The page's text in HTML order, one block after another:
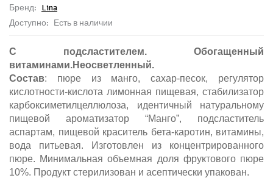
Бренд: Lina
Доступно: Есть в наличии
С подсластителем. Обогащенный
витаминами.Неосветленный.
Состав: пюре из манго, сахар-песок, регулятор
кислотности-кислота лимонная пищевая, стабилизатор
карбоксиметилцеллюлоза, идентичный натуральному
пищевой ароматизатор “Манго”, подсластитель
аспартам, пищевой краситель бета-каротин, витамины,
вода питьевая. Изготовлен из концентрированного
пюре. Минимальная объемная доля фруктового пюре
10%. Продукт стерилизован и асептически упакован.